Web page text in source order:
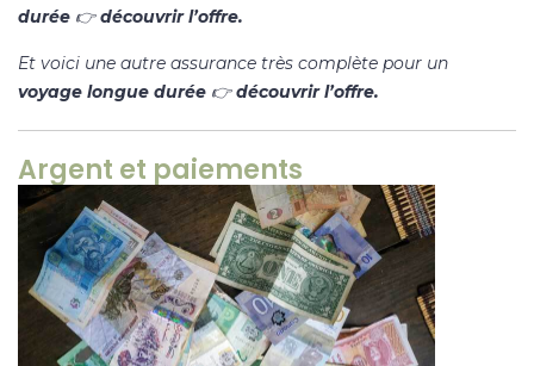
durée 👉découvrir l’offre.
Et voici une autre assurance très complète pour un
voyage longue durée 👉découvrir l’offre.
Argent et paiements